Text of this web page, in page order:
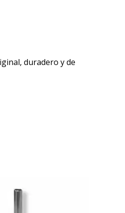
duradero y de
precio
original
era: